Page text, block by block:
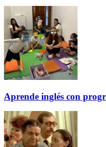
Aprende inglés con